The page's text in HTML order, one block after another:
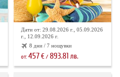
Дати от: 29.08.2026 г., 05.09.2026
г., 12.09.2026 г.
8 дни / 7 нощувки
от:457€ /893.81 лв.